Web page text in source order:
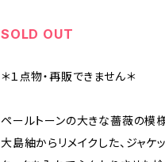
SOLD OUT
＊１点物・再販できません＊
ペールトーンの大きな薔薇の模
大島紬からリメイクした、ジャケッ